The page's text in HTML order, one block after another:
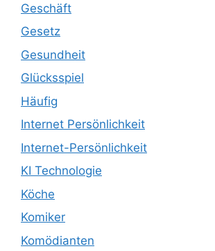
Geschäft
Gesetz
Gesundheit
Glücksspiel
Häufig
Internet Persönlichkeit
Internet-Persönlichkeit
KI Technologie
Köche
Komiker
Komödianten